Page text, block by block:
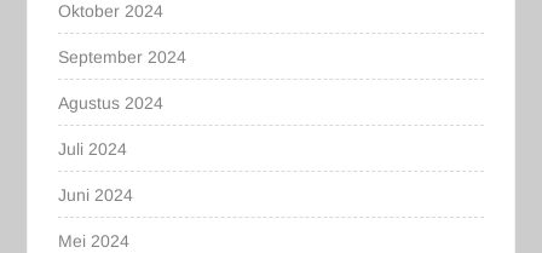
Oktober 2024
September 2024
Agustus 2024
Juli 2024
Juni 2024
Mei 2024